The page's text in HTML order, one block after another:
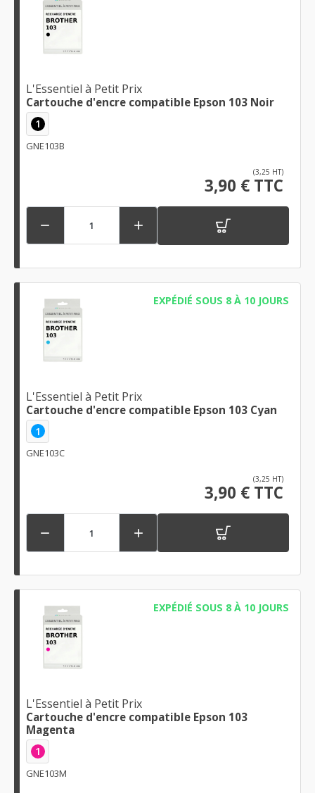
L'Essentiel à Petit Prix
Cartouche d'encre compatible Epson 103 Noir
1
GNE103B
(3,25 HT)
3,90 € TTC
 
EXPÉDIÉ SOUS 8 À 10 JOURS
L'Essentiel à Petit Prix
Cartouche d'encre compatible Epson 103 Cyan
1
GNE103C
(3,25 HT)
3,90 € TTC
 
EXPÉDIÉ SOUS 8 À 10 JOURS
L'Essentiel à Petit Prix
Cartouche d'encre compatible Epson 103
Magenta
1
GNE103M